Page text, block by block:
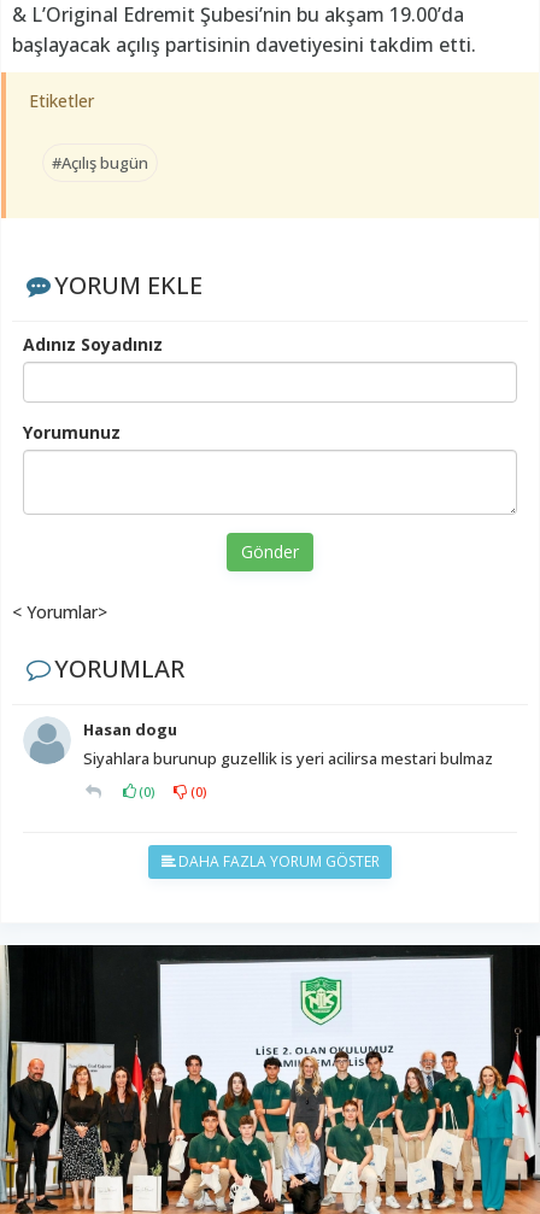
& L’Original Edremit Şubesi’nin bu akşam 19.00’da
başlayacak açılış partisinin davetiyesini takdim etti.
Etiketler
#Açılış bugün
YORUM EKLE
Adınız Soyadınız
Yorumunuz
Gönder
< Yorumlar>
YORUMLAR
Hasan dogu
Siyahlara burunup guzellik is yeri acilirsa mestari bulmaz
(0) (0)
DAHA FAZLA YORUM GÖSTER